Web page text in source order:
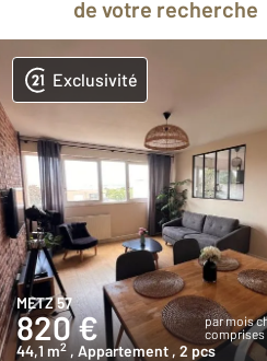
de votre recherche
Exclusivité
METZ 57
820 €
par mois
comprises
44,1 m2 , Appartement , 2 pcs